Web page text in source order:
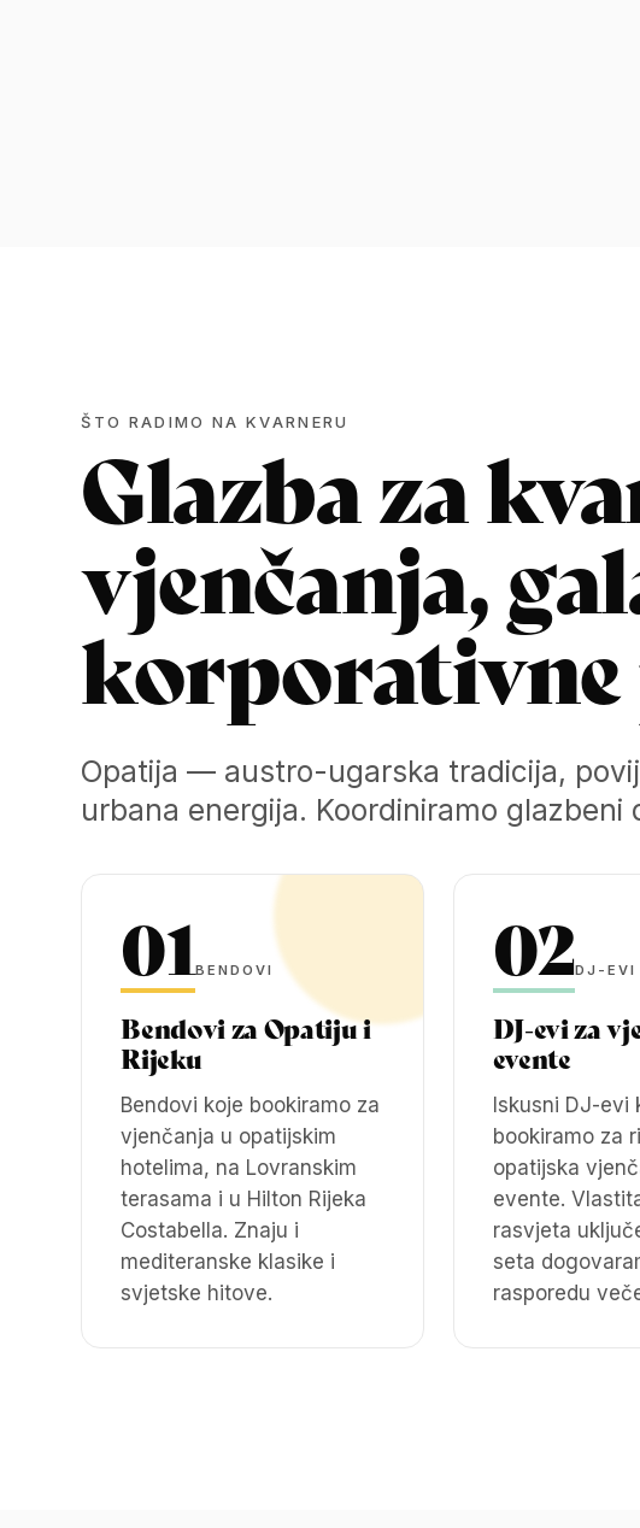
ŠTO RADIMO NA KVARNERU
Glazba za
vjenčanja,
korporativne
Opatija — austro-ugarska tradicija,
urbana energija. Koordiniramo glazbeni
01BENDOVI
Bendovi za Opatiju i
Rijeku
Bendovi koje bookiramo za
vjenčanja u opatijskim
hotelima, na Lovranskim
terasama i u Hilton Rijeka
Costabella. Znaju i
mediteranske klasike i
svjetske hitove.
02DJ-EVI
DJ-evi za
evente
Iskusni DJ-evi
bookiramo za
opatijska
evente.
rasvjeta
seta
rasporedu